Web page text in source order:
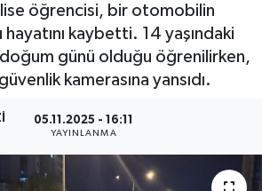
öğrencisi, bir otomobilin
hayatını kaybetti. 14 yaşındaki
doğum günü olduğu öğrenilirken,
kamerasına yansıdı.
05.11.2025 - 16:11
YAYINLANMA